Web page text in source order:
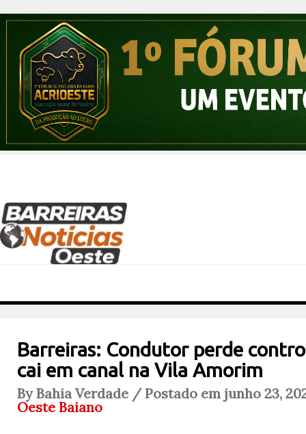
Barreiras: Condutor perde
cai em canal na Vila Amorim
By Bahia Verdade / Postado em junho 23,
Oeste Baiano